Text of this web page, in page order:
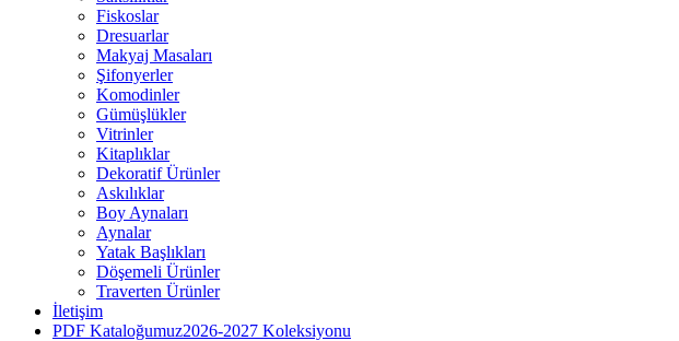
Fiskoslar
Dresuarlar
Makyaj Masaları
Şifonyerler
Komodinler
Gümüşlükler
Vitrinler
Kitaplıklar
Dekoratif Ürünler
Askılıklar
Boy Aynaları
Aynalar
Yatak Başlıkları
Döşemeli Ürünler
Traverten Ürünler
İletişim
PDF Kataloğumuz2026-2027 Koleksiyonu